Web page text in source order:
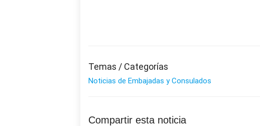
Temas / Categorías
Noticias de Embajadas y Consulados
Compartir esta noticia